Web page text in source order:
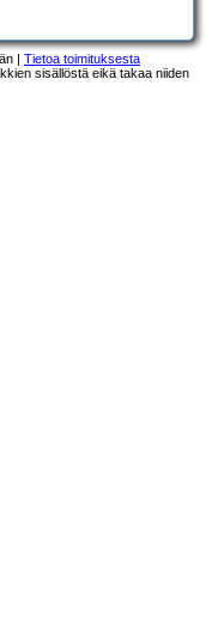
| Tietoa toimituksesta
sisällöstä eikä takaa niiden